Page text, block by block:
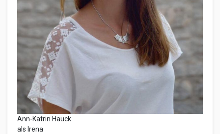
Ann-Katrin Hauck
als Irena